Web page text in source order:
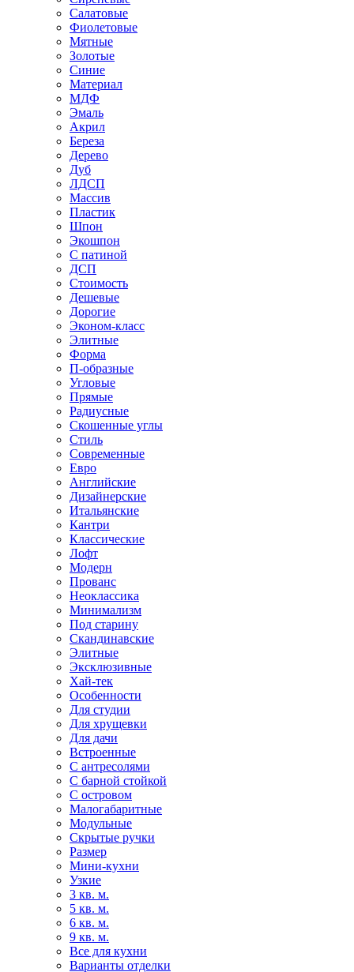
Салатовые
Фиолетовые
Мятные
Золотые
Синие
Материал
МДФ
Эмаль
Акрил
Береза
Дерево
Дуб
ЛДСП
Массив
Пластик
Шпон
Экошпон
С патиной
ДСП
Стоимость
Дешевые
Дорогие
Эконом-класс
Элитные
Форма
П-образные
Угловые
Прямые
Радиусные
Скошенные углы
Стиль
Современные
Евро
Английские
Дизайнерские
Итальянские
Кантри
Классические
Лофт
Модерн
Прованс
Неоклассика
Минимализм
Под старину
Скандинавские
Элитные
Эксклюзивные
Хай-тек
Особенности
Для студии
Для хрущевки
Для дачи
Встроенные
С антресолями
С барной стойкой
С островом
Малогабаритные
Модульные
Скрытые ручки
Размер
Мини-кухни
Узкие
3 кв. м.
5 кв. м.
6 кв. м.
9 кв. м.
Все для кухни
Варианты отделки